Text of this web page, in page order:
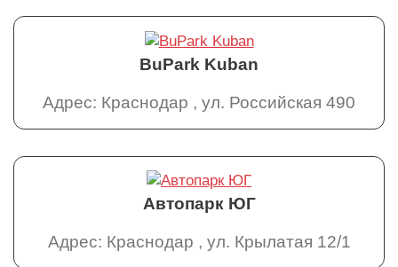
BuPark Kuban
Адрес: Краснодар , ул. Российская 490
Автопарк ЮГ
Адрес: Краснодар , ул. Крылатая 12/1